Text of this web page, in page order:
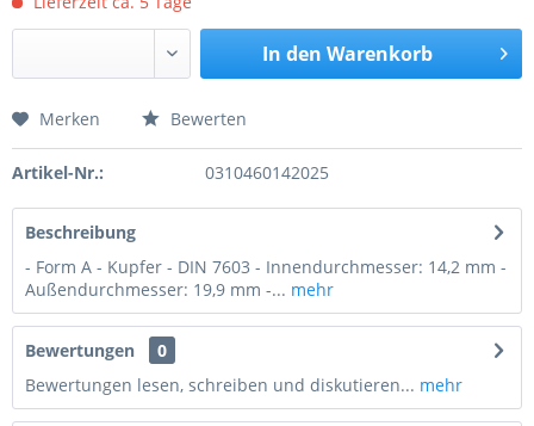
In den Warenkorb
Preis anfragen
Merken Bewerten
Artikel-Nr.: 0310460142025
Beschreibung
- Form A - Kupfer - DIN 7603 - Innendurchmesser: 14,2 mm -
Außendurchmesser: 19,9 mm -... mehr
Bewertungen
0
Bewertungen lesen, schreiben und diskutieren... mehr